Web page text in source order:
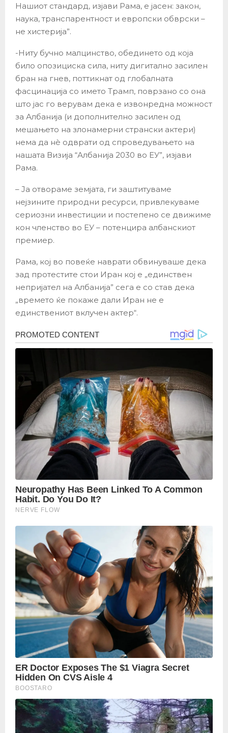
Нашиот стандард, изјави Рама, е јасен: закон,
наука, транспарентност и европски обврски –
не хистерија”.
-Ниту бучно малцинство, обединето од која
било опозициска сила, ниту дигитално засилен
бран на гнев, поттикнат од глобалната
фасцинација со името Трамп, поврзано со она
што јас го верувам дека е извонредна можност
за Албанија (и дополнително засилен од
мешањето на злонамерни странски актери)
нема да нè одврати од спроведувањето на
нашата Визија “Албанија 2030 во ЕУ”, изјави
Рама.
– Ја отвораме земјата, ги заштитуваме
нејзините природни ресурси, привлекуваме
сериозни инвестиции и постепено се движиме
кон членство во ЕУ – потенцира албанскиот
премиер.
Рама, кој во повеќе наврати обвинуваше дека
зад протестите стои Иран кој е „единствен
непријател на Албанија” сега е со став дека
„времето ќе покаже дали Иран не е
единствениот вклучен актер“.